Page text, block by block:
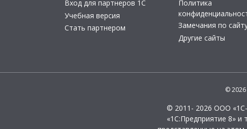
Вход для партнеров 1С
Учебная версия
Стать партнером
Политика
Замечания по
Другие сайты
©
© 2011- 2026 ООО
«1С:Предприятие 8» и